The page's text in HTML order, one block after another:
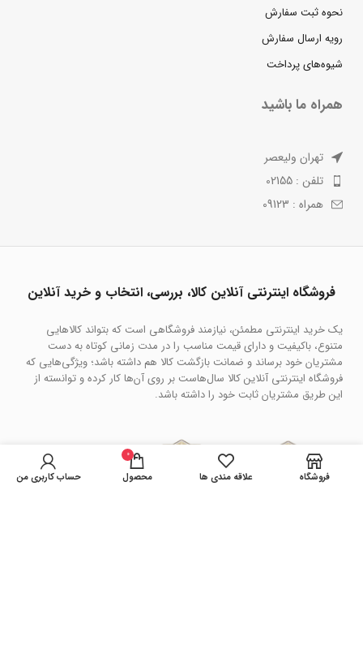
نحوه ثبت سفارش
رویه ارسال سفارش
شیوه‌های پرداخت
همراه ما باشید
تهران ولیعصر
تلفن : 02155
همراه : 09123
فروشگاه اینترنتی آنلاین کالا، بررسی، انتخاب و خرید آنلاین
یک خرید اینترنتی مطمئن، نیازمند فروشگاهی است که بتواند کالاهایی
متنوع، باکیفیت و دارای قیمت مناسب را در مدت زمانی کوتاه به دست
مشتریان خود برساند و ضمانت بازگشت کالا هم داشته باشد؛ ویژگی‌هایی که
فروشگاه اینترنتی آنلاین کالا سال‌هاست بر روی آن‌ها کار کرده و توانسته از
این طریق مشتریان ثابت خود را داشته باشد.
فروشگاه علاقه مندی ها
0
محصول حساب کاربری من